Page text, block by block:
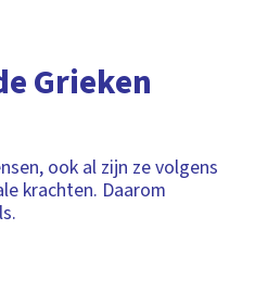
Grieken
ook al zijn ze volgens
krachten. Daarom